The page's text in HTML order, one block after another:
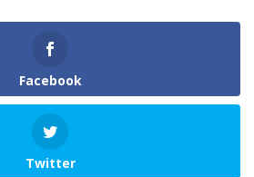
Facebook
Twitter